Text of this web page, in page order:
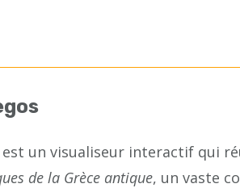
est un visualiseur interactif qui
de la Grèce antique, un vaste